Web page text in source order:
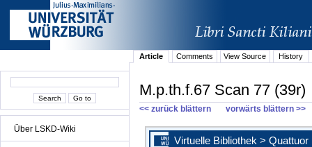
Über LSKD-Wiki
Article Comments View Source History
M.p.th.f.67 Scan 77 (39r)
<< zurück blättern vorwärts blättern >>